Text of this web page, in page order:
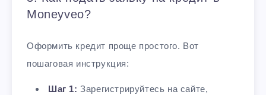
Moneyveo?
Оформить кредит проще простого. Вот
пошаговая инструкция:
Шаг 1: Зарегистрируйтесь на сайте,